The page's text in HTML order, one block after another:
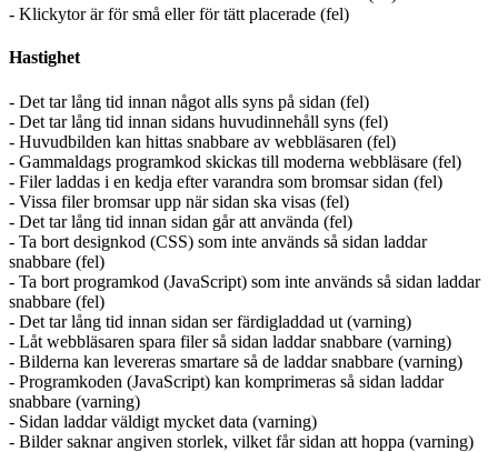
- Klickytor är för små eller för tätt placerade (fel)
Hastighet
- Det tar lång tid innan något alls syns på sidan (fel)
- Det tar lång tid innan sidans huvudinnehåll syns (fel)
- Huvudbilden kan hittas snabbare av webbläsaren (fel)
- Gammaldags programkod skickas till moderna webbläsare (fel)
- Filer laddas i en kedja efter varandra som bromsar sidan (fel)
- Vissa filer bromsar upp när sidan ska visas (fel)
- Det tar lång tid innan sidan går att använda (fel)
- Ta bort designkod (CSS) som inte används så sidan laddar
snabbare (fel)
- Ta bort programkod (JavaScript) som inte används så sidan laddar
snabbare (fel)
- Det tar lång tid innan sidan ser färdigladdad ut (varning)
- Låt webbläsaren spara filer så sidan laddar snabbare (varning)
- Bilderna kan levereras smartare så de laddar snabbare (varning)
- Programkoden (JavaScript) kan komprimeras så sidan laddar
snabbare (varning)
- Sidan laddar väldigt mycket data (varning)
- Bilder saknar angiven storlek, vilket får sidan att hoppa (varning)